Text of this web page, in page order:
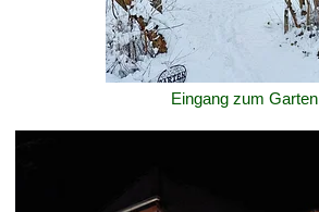
Eingang zum Garten